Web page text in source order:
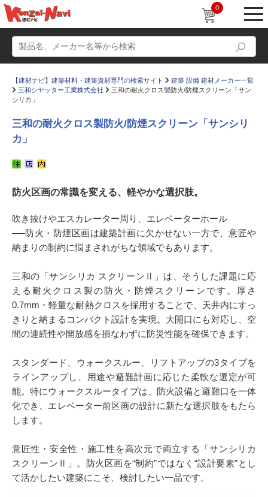
0
すまいリング 設計士インタビュー
Q＆A 販売・施工代理店募集
お気に入り
【建材ナビ】建築材料・建築資材専門の検索サイト
建築 設備 建材メーカー一覧
三和シヤッター工業株式会社
三和の耐火クロス製防火/防煙スクリーン「サン
シリカ」
三和の耐火クロス製防火/防煙スクリーン「サンシリ
カ」
防火区画の常識を変える、軽やかな選択肢。
吹き抜けやエスカレーター周り、エレベーターホール
──防火・防煙区画は建築計画に欠かせない一方で、意匠や
納まりの制約に悩まされがちな領域でもあります。
三和の「サンシリカ スクリーンⅡ」は、そうした課題に応
える耐火クロス製の防火・防煙スクリーンです。厚さ
0.7mm・軽量な耐熱クロスを採用することで、天井内にすっ
きりと納まるコンパクト設計を実現。大開口にも対応し、空
間の連続性や開放感を損なわずに防災性能を確保できます。
スタンダード、ウォークスルー、リフトアップの3タイプを
ラインアップし、用途や避難計画に応じた柔軟な選定が可
能。特にウォークスルータイプは、防火設備と避難口を一体
化でき、エレベーター前区画の設計に新たな選択肢をもたら
します。
意匠性・安全性・施工性を高次元で両立する「サンシリカ
スクリーンⅡ」。防火区画を“制約”ではなく“設計要素”とし
て活かしたい建築にこそ、検討したい一品です。